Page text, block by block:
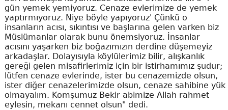
gün yemek yemiyoruz. Cenaze evlerimize de yemek
yaptırmıyoruz. Niye böyle yapıyoruz' Çünkü o
insanların acısı, sıkıntısı ve başlarına gelen varken biz
Müslümanlar olarak bunu önemsiyoruz. İnsanlar
acısını yaşarken biz boğazımızın derdine düşemeyiz
arkadaşlar. Dolayısıyla köylülerimiz bilir, alışkanlık
gereği gelen misafirlerimiz için bir istirhamımız şudur;
lütfen cenaze evlerinde, ister bu cenazemizde olsun,
ister diğer cenazelerimizde olsun, cenaze sahibine yük
olmayalım. Komşumuz Bekir abimize Allah rahmet
eylesin, mekanı cennet olsun" dedi.